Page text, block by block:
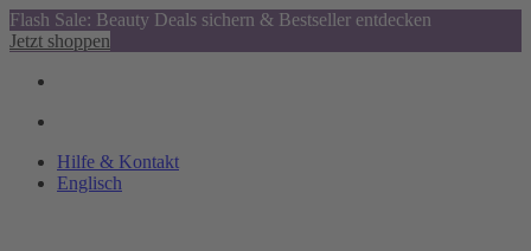
Flash Sale: Beauty Deals sichern & Bestseller entdecken
Jetzt shoppen
Hilfe & Kontakt
Englisch